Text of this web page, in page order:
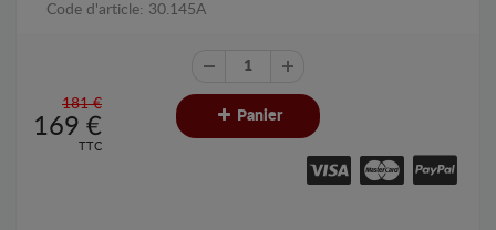
Code d'article: 30.145A
181 €
169 €
TTC
Panier